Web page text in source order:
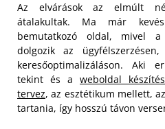
Az elvárások az elmúlt
átalakultak. Ma már
bemutatkozó oldal, mivel
dolgozik az
keresőoptimalizáláson. Aki
tekint és a weboldal
tervez, az esztétikum mellett,
tartania, így hosszú távon